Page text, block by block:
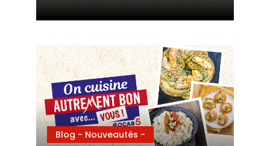
Blog - Nouveautés -